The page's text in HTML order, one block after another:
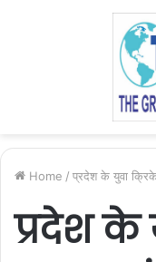
Home / प्रदेश के युवा
प्रदेश के